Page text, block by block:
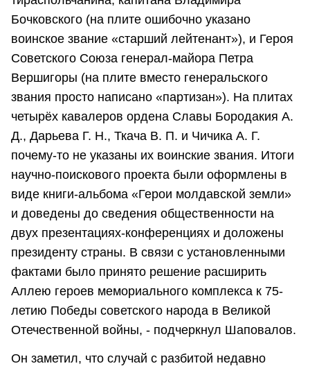
Бочковского (на плите ошибочно указано
воинское звание «старший лейтенант»), и Героя
Советского Союза генерал-майора Петра
Вершигоры (на плите вместо генеральского
звания просто написано «партизан»). На плитах
четырёх кавалеров ордена Славы Бородакия А.
Д., Дарьева Г. Н., Ткача В. П. и Чичика А. Г.
почему-то не указаны их воинские звания. Итоги
научно-поискового проекта были оформлены в
виде книги-альбома «Герои молдавской земли»
и доведены до сведения общественности на
двух презентациях-конференциях и доложены
президенту страны. В связи с установленными
фактами было принято решение расширить
Аллею героев мемориального комплекса к 75-
летию Победы советского народа в Великой
Отечественной войны, - подчеркнул Шаповалов.
Он заметил, что случай с разбитой недавно